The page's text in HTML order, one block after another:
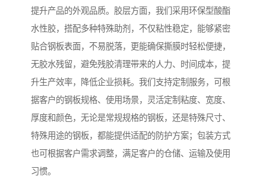
提升产品的外观品质。胶层方面，我们采用环保型酸酯
水性胶，搭配多种特殊助剂，不仅粘性稳定，能够紧密
贴合钢板表面，不易脱落，更能确保撕膜时轻松便捷，
无胶水残留，避免残胶清理带来的人力、时间成本，提
升生产效率，降低企业损耗。我们支持定制服务，可根
据客户的钢板规格、使用场景，灵活定制粘度、宽度、
厚度和颜色，无论是常规规格的钢板，还是特殊尺寸、
特殊用途的钢板，都能提供适配的防护方案；包装方式
也可根据客户需求调整，满足客户的仓储、运输及使用
习惯。